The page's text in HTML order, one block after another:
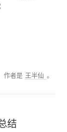
作者是 王半仙 。
结